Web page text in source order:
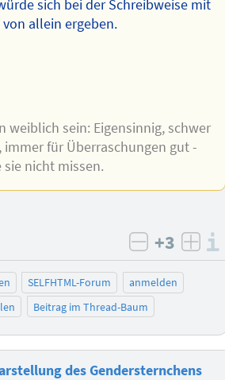
sich bei der Schreibweise mit
allein ergeben.
weiblich sein: Eigensinnig, schwer
immer für Überraschungen gut -
nicht missen.
negativ
+3
SELFHTML-Forum
anmelden
Beitrag im Thread-Baum
des Gendersternchens